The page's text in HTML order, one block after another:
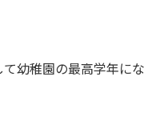
て幼稚園の最高学年に